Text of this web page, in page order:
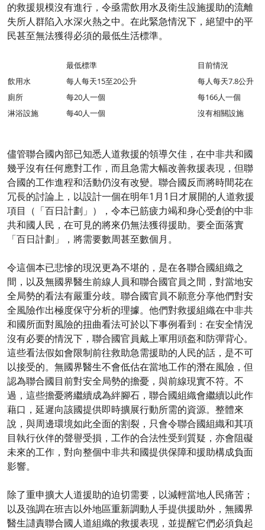
的救援規模沒有進行，令亟需飲用水及衛生設施援助的流離
失所人群陷入水深火熱之中。在此緊急情況下，絕望中的平
民甚至無法獲得必須的最低生活標準。
最低標準
目前情況
飲用水
每人每天15至20公升
每人每天7.8公升
廁所
每20人一個
每166人一個
淋浴設施
每40人一個 沒有相關設施
儘管聯合國內部已知悉人道救援的領導欠佳，在中非共和國
幾乎沒有任何應對工作，而且急需大幅改善救援表現，但聯
合國的工作進程和活動仍沒有改變。聯合國反而將時間花在
冗長的討論上，以設計一個在明年1月1日才展開的人道救援
項目（「百日計劃」），令本已筋疲力竭和身心受創的中非
共和國人民，在可見的將來仍無法獲得援助。要全面落實
「百日計劃」，將需要數周甚至數個月。
令這個本已悲慘的現況更為不堪的，是在各聯合國組織之
間，以及無國界醫生前線人員和聯合國官員之間，對當地安
全局勢的看法有嚴重分歧。聯合國官員不願意分享他們對安
全風險作出極度保守分析的理據。他們對救援組織在中非共
和國所面對風險的扭曲看法可於以下事例看到：在安全情況
沒有必要的情況下，聯合國官員戴上軍用頭盔和防彈背心。
這些看法假如會限制前往救助急需援助的人民的話，是不可
以接受的。無國界醫生不會低估在當地工作的潛在風險，但
認為聯合國目前對安全局勢的擔憂，與前線現實不符。不
過，這些擔憂將繼續成為絆腳石，聯合國組織會繼續以此作
藉口，延遲向該國提供即時擴展行動所需的資源。整體來
說，與周邊環境如此全面的割裂，只會令聯合國組織和其項
目執行伙伴的聲譽受損，工作的合法性受到質疑，亦會阻礙
未來的工作，對向整個中非共和國提供保障和援助構成負面
影響。
除了重申擴大人道援助的迫切需要，以減輕當地人民痛苦；
以及強調在班吉以外地區重新調動人手提供援助外，無國界
醫生讉責聯合國人道組織的救援表現，並提醒它們必須負起